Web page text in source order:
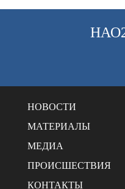
НОВОСТИ
МАТЕРИАЛЫ
МЕДИА
ПРОИСШЕСТВИЯ
КОНТАКТЫ